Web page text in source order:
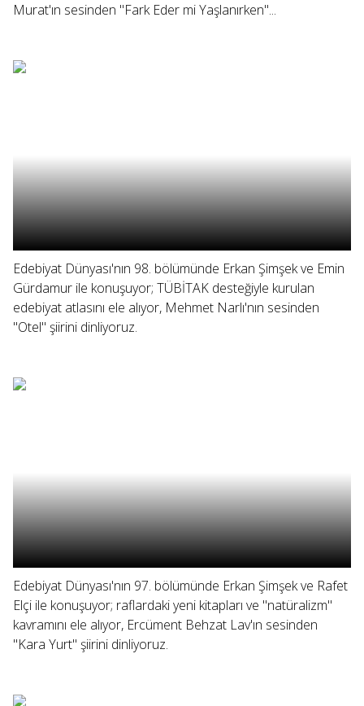
Murat'ın sesinden "Fark Eder mi Yaşlanırken"...
Edebiyat Dünyası'nın 98. bölümünde Erkan Şimşek ve Emin
Gürdamur ile konuşuyor; TÜBİTAK desteğiyle kurulan
edebiyat atlasını ele alıyor, Mehmet Narlı'nın sesinden
"Otel" şiirini dinliyoruz.
Edebiyat Dünyası'nın 97. bölümünde Erkan Şimşek ve Rafet
Elçi ile konuşuyor; raflardaki yeni kitapları ve "natüralizm"
kavramını ele alıyor, Ercüment Behzat Lav'ın sesinden
"Kara Yurt" şiirini dinliyoruz.